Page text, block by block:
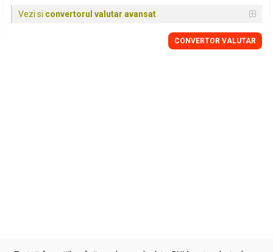
Vezi si convertorul valutar avansat
CONVERTOR VALUTAR